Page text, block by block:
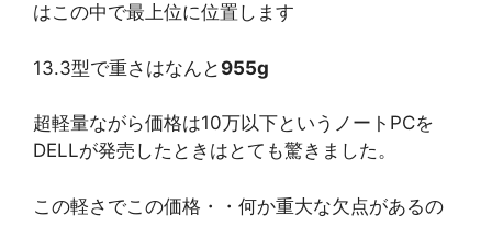
はこの中で最上位に位置します
13.3型で重さはなんと 955g
超軽量ながら価格は10万以下というノートPCを
DELLが発売したときはとても驚きました。
この軽さでこの価格・・何か重大な欠点があるの